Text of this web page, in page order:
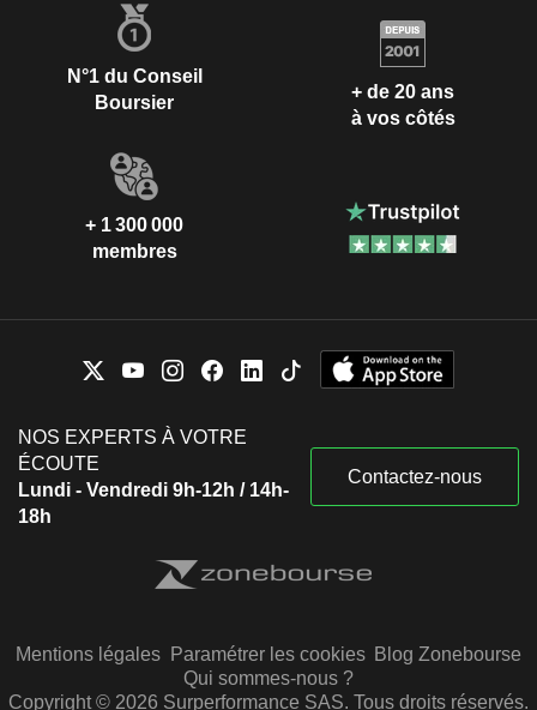
N°1 du Conseil
Boursier
+ de 20 ans
à vos côtés
+ 1 300 000
membres
NOS EXPERTS À VOTRE
ÉCOUTE
Lundi - Vendredi 9h-12h / 14h-
18h
Contactez-nous
Mentions légales Paramétrer les cookies Blog Zonebourse
Qui sommes-nous ?
Copyright © 2026 Surperformance SAS. Tous droits réservés.